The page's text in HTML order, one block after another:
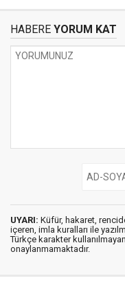
HABERE YORUM KAT
UYARI: Küfür, hakaret,
içeren, imla kuralları ile
Türkçe karakter
onaylanmamaktadır.